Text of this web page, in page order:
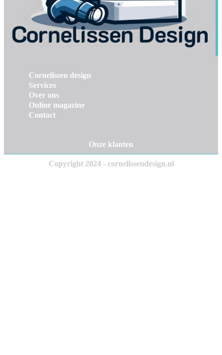
Cornelissen design
Services
Over ons
Online magazine
Contact
Onze klanten
Copyright 2024 - cornelissendesign.nl